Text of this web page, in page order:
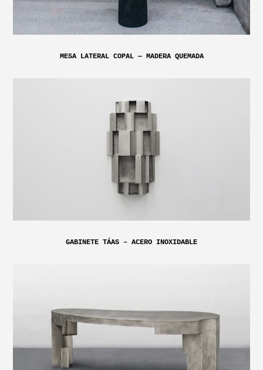
MESA LATERAL COPAL — MADERA QUEMADA
GABINETE TÁAS – ACERO INOXIDABLE